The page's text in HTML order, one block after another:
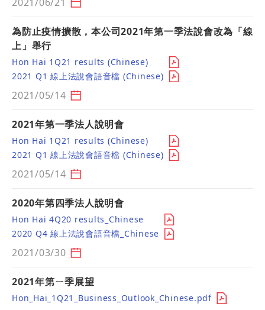
為防止疫情擴散，本公司2021年第一季法說會改為「線
上」舉行
Hon Hai 1Q21 results (Chinese)
2021 Q1 線上法說會語音檔 (Chinese)
2021/05/14
2021年第一季法人說明會
Hon Hai 1Q21 results (Chinese)
2021 Q1 線上法說會語音檔 (Chinese)
2021/05/14
2020年第四季法人說明會
Hon Hai 4Q20 results_Chinese
2020 Q4 線上法說會語音檔_Chinese
2021/03/30
2021年第ㄧ季展望
Hon_Hai_1Q21_Business_Outlook_Chinese.pdf